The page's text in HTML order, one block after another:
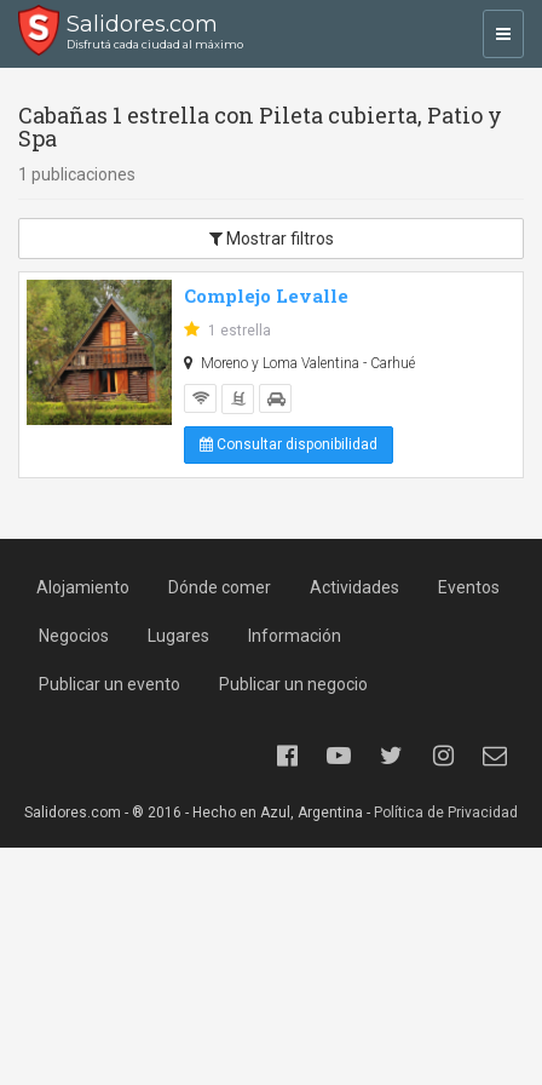
Salidores.com
Disfrutá cada ciudad al máximo
Cabañas 1 estrella con Pileta cubierta, Patio y
Spa
1 publicaciones
Mostrar filtros
Complejo Levalle
1 estrella
Moreno y Loma Valentina - Carhué
Consultar disponibilidad
Alojamiento Dónde comer Actividades Eventos
Negocios Lugares Información
Publicar un evento Publicar un negocio
Salidores.com - ® 2016 - Hecho en Azul, Argentina - Política de Privacidad